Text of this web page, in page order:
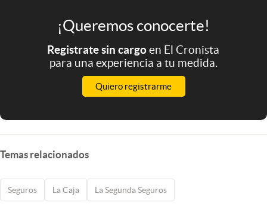
¡Queremos conocerte!
Registrate sin cargoen El Cronista
para una experiencia a tu medida.
Quiero registrarme
Temas relacionados
Seguros La Caja La Segunda Seguros